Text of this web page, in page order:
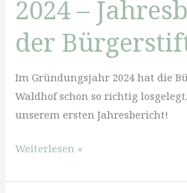
2024 –
der
Im Gründungsjahr 2024 hat die
Waldhof schon so richtig
unserem ersten Jahresbericht!
2024
Jahresbericht
Weiterlesen »